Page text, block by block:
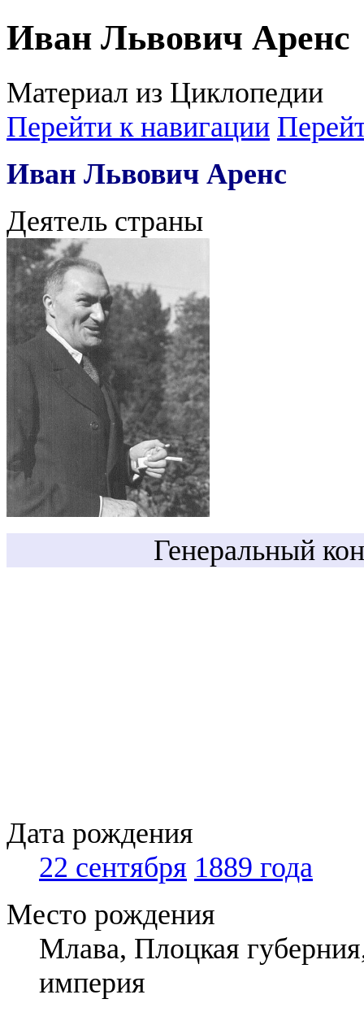
Иван Львович Аренс
Материал из Циклопедии
Перейти к навигации
Иван Львович Аренс
Деятель страны
Генеральный
Дата рождения
22 сентября 1889 года
Место рождения
Млава, Плоцкая
империя